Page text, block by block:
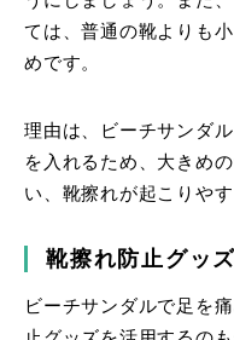
ては、普通の靴よりも
めです。
理由は、ビーチサンダ
を入れるため、大きめ
い、靴擦れが起こりや
靴擦れ防止グッ
ビーチサンダルで足を